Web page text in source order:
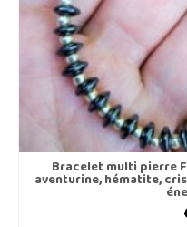
Bracelet multi pierre
aventurine, hématite,